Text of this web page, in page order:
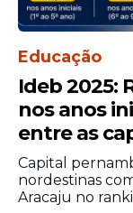
Educação
Ideb 2025:
nos anos
entre as
Capital
nordestinas
Aracaju no